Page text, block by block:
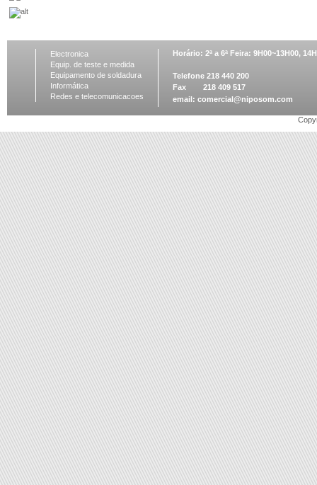
Electronica
Equip. de teste e medida
Equipamento de soldadura
Informática
Redes e telecomunicacoes
Horário: 2ª a 6ª Feira: 9H00~13H00,
Telefone 218 440 200
Fax 218 409 517
email: comercial@niposom.com